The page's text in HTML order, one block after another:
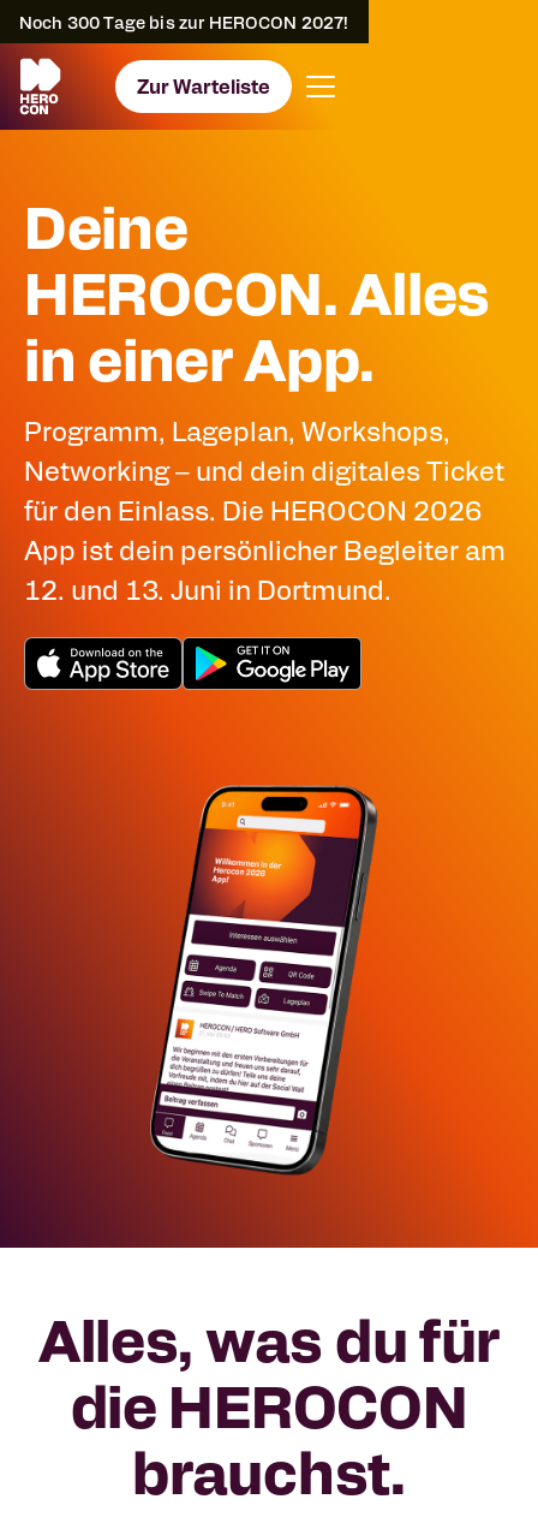
Noch 300Tage bis zur HEROCON 2027!
Zur Warteliste
Deine
HEROCON. Alles
in einer App.
Programm, Lageplan, Workshops,
Networking – und dein digitales Ticket
für den Einlass. Die HEROCON 2026
App ist dein persönlicher Begleiter am
12. und 13. Juni in Dortmund.
Alles, was du für
die HEROCON
brauchst.